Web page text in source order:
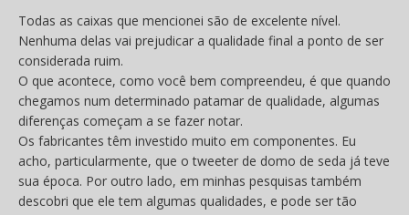
Todas as caixas que mencionei são de excelente nível.
Nenhuma delas vai prejudicar a qualidade final a ponto de ser
considerada ruim.
O que acontece, como você bem compreendeu, é que quando
chegamos num determinado patamar de qualidade, algumas
diferenças começam a se fazer notar.
Os fabricantes têm investido muito em componentes. Eu
acho, particularmente, que o tweeter de domo de seda já teve
sua época. Por outro lado, em minhas pesquisas também
descobri que ele tem algumas qualidades, e pode ser tão